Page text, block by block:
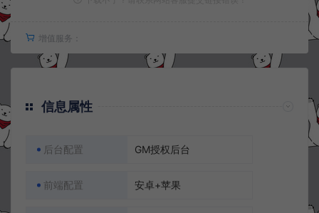
增值服务：
信息属性
后台配置 GM授权后台
前端配置 安卓+苹果